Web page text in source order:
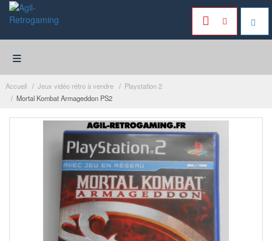
≡
Accueil Jeux vidéo rétro à vendre
Playstation 2
Mortal Kombat Armageddon PS2